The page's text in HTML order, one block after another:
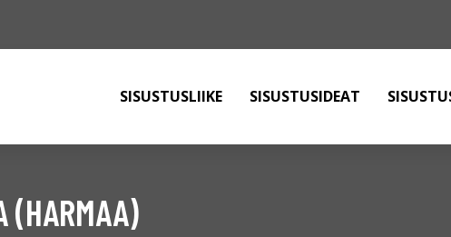
SISUSTUSLIIKE SISUSTUSIDEAT
(HARMAA)